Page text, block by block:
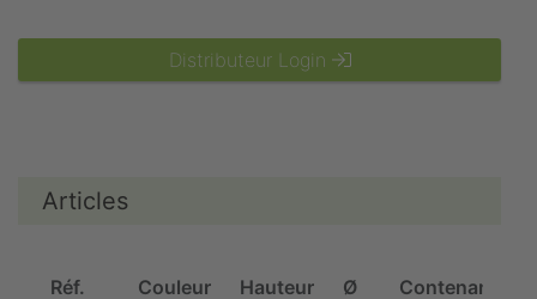
Distributeur Login
Articles
Réf. Couleur Hauteur Ø Contenance